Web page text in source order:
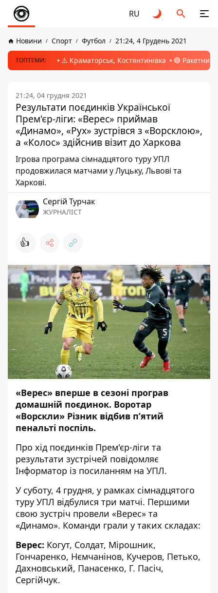
RU
Новини Спорт Футбол 21:24, 4 Грудень 2021
ТОПТЕМИ: ⚠️ Краматорськ, Костянтинівка 🔴 Ракетний
21:24, 04 грудня 2021
Результати поєдинків Української
Прем'єр-ліги: «Верес» приймав
«Динамо», «Рух» зустрівся з «Ворсклою»,
а «Колос» здійснив візит до Харкова
Ігрова програма сімнадцятого туру УПЛ
продовжилася матчами у Луцьку, Львові та
Харкові.
Сергій Турчак
ЖУРНАЛІСТ
👍
«Верес» вперше в сезоні програв
домашній поєдинок. Воротар
«Ворскли» Різник відбив п’ятий
пенальті поспіль.
Про хід поєдинків Прем'єр-ліги та
результати зустрічей повідомляє
Інформатор із посиланням на УПЛ.
У суботу, 4 грудня, у рамках сімнадцятого
туру УПЛ відбулися три матчі. Першими
свою зустріч провели «Верес» та
«Динамо». Команди грали у таких складах:
Верес: Когут, Солдат, Мірошник,
Гончаренко, Нємчанінов, Кучеров, Петько,
Дахновський, Панасенко, Г. Пасіч,
Сергійчук.